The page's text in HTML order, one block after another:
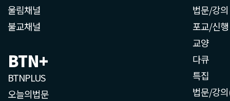
울림채널
불교채널
BTN+
BTNPLUS
오늘의법문
법문/강의
포교/신행
교양
다큐
특집
법문/강